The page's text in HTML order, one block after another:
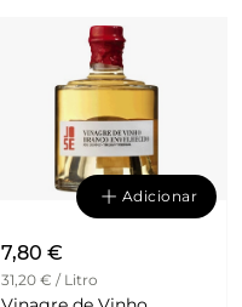
Adicionar
7,80 €
31,20 € / Litro